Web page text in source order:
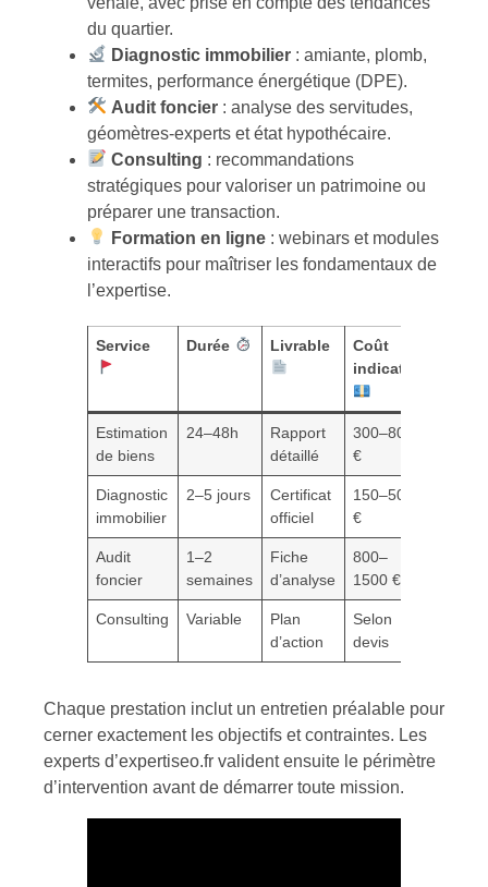
du quartier.
Diagnostic immobilier : amiante, plomb,
termites, performance énergétique (DPE).
Audit foncier : analyse des servitudes,
géomètres-experts et état hypothécaire.
Consulting : recommandations
stratégiques pour valoriser un patrimoine ou
préparer une transaction.
Formation en ligne : webinars et modules
interactifs pour maîtriser les fondamentaux de
l’expertise.
Service Durée Livrable
Coût
indicatif
Estimation
de biens
24–48h
Rapport
détaillé
300–800
€
Diagnostic
immobilier
2–5 jours
Certificat
officiel
150–500
€
Audit
foncier
1–2
semaines
Fiche
d’analyse
800–
1500 €
Consulting Variable
Plan
d’action
Selon
devis
Chaque prestation inclut un entretien préalable pour
cerner exactement les objectifs et contraintes. Les
experts d’expertiseo.fr valident ensuite le périmètre
d’intervention avant de démarrer toute mission.